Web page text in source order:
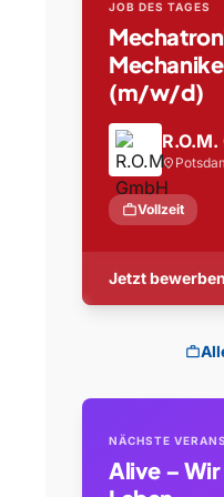
JOB DES TAGES
(m/w/d)
location_on
workVollzeit
Jetzt bewerben
work
NÄCHSTE
Alive –